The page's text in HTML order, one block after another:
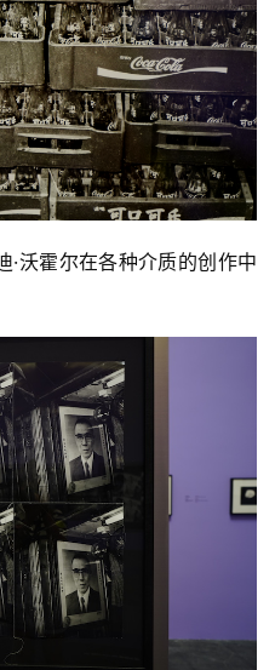
·沃霍尔在各种介质的创作中